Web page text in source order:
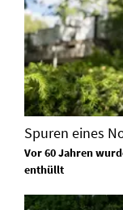
Spuren eines
Vor 60 Jahren
enthüllt